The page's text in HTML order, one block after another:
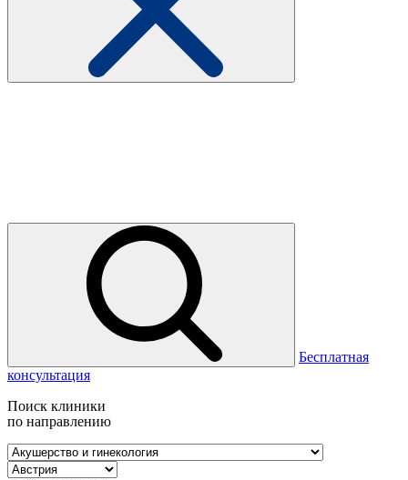
Бесплатная
консультация
Поиск клиники
по направлению